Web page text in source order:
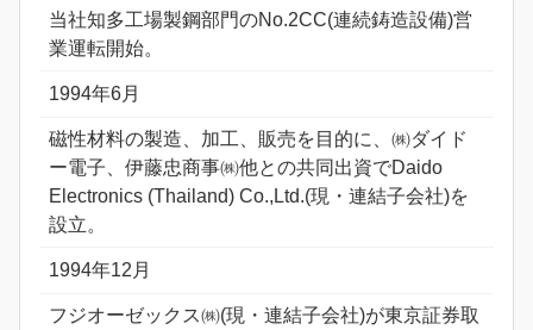
当社知多工場製鋼部門のNo.2CC(連続鋳造設備)営
業運転開始。
1994年6月
磁性材料の製造、加工、販売を目的に、㈱ダイド
ー電子、伊藤忠商事㈱他との共同出資でDaido
Electronics (Thailand) Co.,Ltd.(現・連結子会社)を
設立。
1994年12月
フジオーゼックス㈱(現・連結子会社)が東京証券取